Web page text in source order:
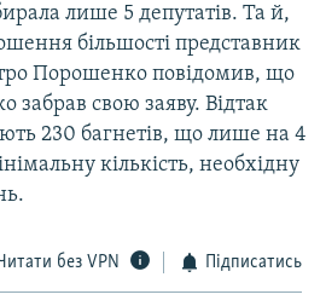
лише 5 депутатів. Та й,
більшості представник
Порошенко повідомив, що
забрав свою заяву. Відтак
230 багнетів, що лише на 4
кількість, необхідну
без VPN Підписатись